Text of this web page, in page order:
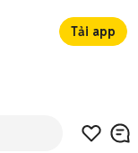
Tải app